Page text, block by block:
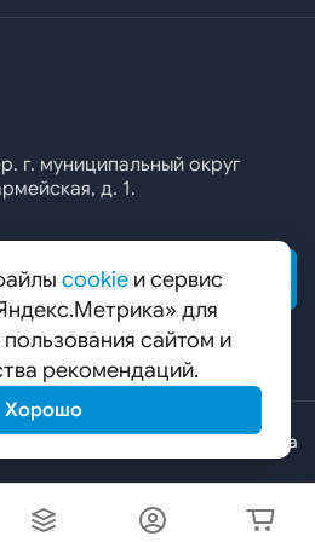
комбинат
г. муниципальный округ
д. 1.
СВЯЗЬ
Карта сайта
cookie и сервис
для
сайтом и
рекомендаций.
Хорошо